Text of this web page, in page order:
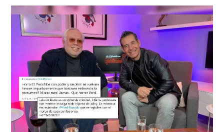
abre
una
ventana
nueva)
abre
en
una
ventana
nueva)
abre
en
una
ventana
nueva)
abre
una
ventana
nueva)
abre
una
nueva)